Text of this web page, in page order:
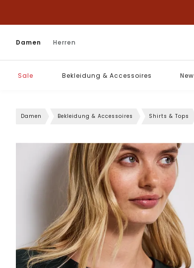
Damen Herren
Sale Bekleidung & Accessoires New
Damen Bekleidung & Accessoires Shirts & Tops